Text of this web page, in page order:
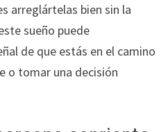
arreglártelas bien sin la
sueño puede
de que estás en el camino
o tomar una decisión